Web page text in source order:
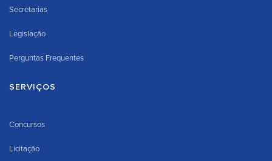
Secretarias
Legislação
Perguntas Frequentes
SERVIÇOS
Concursos
Licitação